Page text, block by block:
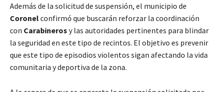
Además de la solicitud de suspensión, el municipio de
Coronelconfirmó que buscarán reforzar la coordinación
con Carabineros y las autoridades pertinentes para blindar
la seguridad en este tipo de recintos. El objetivo es prevenir
que este tipo de episodios violentos sigan afectando la vida
comunitaria y deportiva de la zona.